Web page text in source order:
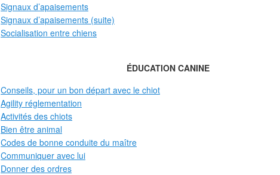
Signaux d’apaisements
Signaux d’apaisements (suite)
Socialisation entre chiens
ÉDUCATION CANINE
Conseils, pour un bon départ avec le chiot
Agility réglementation
Activités des chiots
Bien être animal
Codes de bonne conduite du maître
Communiquer avec lui
Donner des ordres